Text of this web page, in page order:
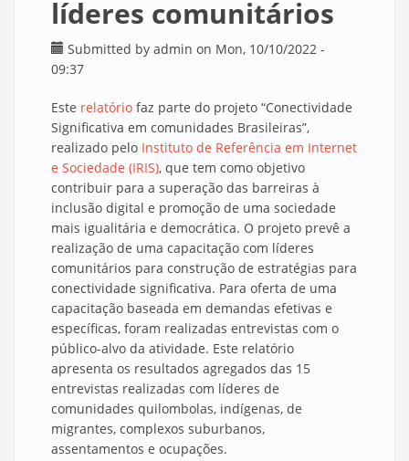
líderes comunitários
Submitted by admin on Mon, 10/10/2022 -
09:37
Este relatório faz parte do projeto “Conectividade
Significativa em comunidades Brasileiras”,
realizado pelo Instituto de Referência em Internet
e Sociedade (IRIS), que tem como objetivo
contribuir para a superação das barreiras à
inclusão digital e promoção de uma sociedade
mais igualitária e democrática. O projeto prevê a
realização de uma capacitação com líderes
comunitários para construção de estratégias para
conectividade significativa. Para oferta de uma
capacitação baseada em demandas efetivas e
específicas, foram realizadas entrevistas com o
público-alvo da atividade. Este relatório
apresenta os resultados agregados das 15
entrevistas realizadas com líderes de
comunidades quilombolas, indígenas, de
migrantes, complexos suburbanos,
assentamentos e ocupações.